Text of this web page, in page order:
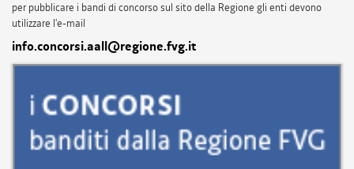
per pubblicare i bandi di concorso sul sito della Regione gli enti devono
utilizzare l'e-mail
info.concorsi.aall@regione.fvg.it